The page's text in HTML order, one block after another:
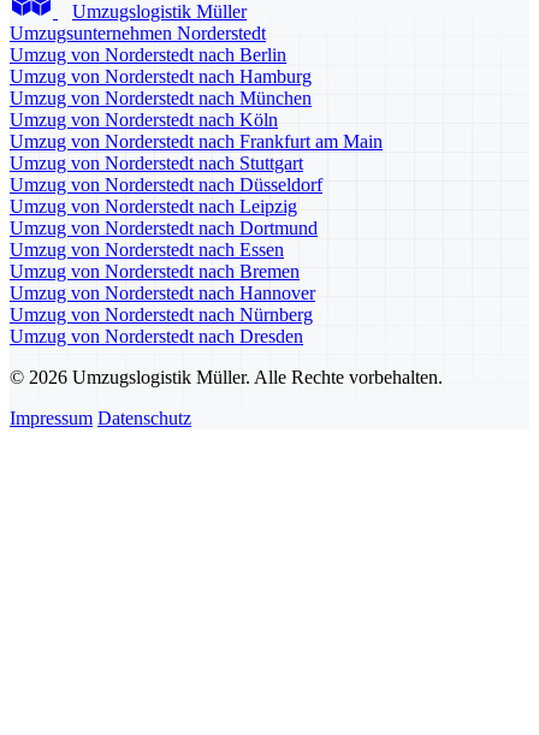
Umzugslogistik Müller
Umzugsunternehmen Norderstedt
Umzug von Norderstedt nach Berlin
Umzug von Norderstedt nach Hamburg
Umzug von Norderstedt nach München
Umzug von Norderstedt nach Köln
Umzug von Norderstedt nach Frankfurt am Main
Umzug von Norderstedt nach Stuttgart
Umzug von Norderstedt nach Düsseldorf
Umzug von Norderstedt nach Leipzig
Umzug von Norderstedt nach Dortmund
Umzug von Norderstedt nach Essen
Umzug von Norderstedt nach Bremen
Umzug von Norderstedt nach Hannover
Umzug von Norderstedt nach Nürnberg
Umzug von Norderstedt nach Dresden
© 2026 Umzugslogistik Müller. Alle Rechte vorbehalten.
Impressum Datenschutz